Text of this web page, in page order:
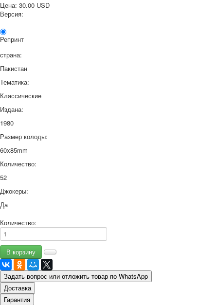
Цена: 30.00 USD
Версия:
Репринт
страна:
Пакистан
Тематика:
Классические
Издана:
1980
Размер колоды:
60x85mm
Количество:
52
Джокеры:
Да
Количество:
Задать вопрос или отложить товар по WhatsApp
Доставка
Гарантия